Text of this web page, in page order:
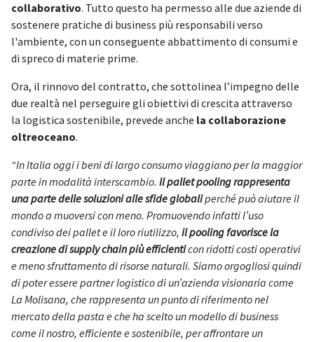
collaborativo. Tutto questo ha permesso alle due aziende di
sostenere pratiche di business più responsabili verso
l'ambiente, con un conseguente abbattimento di consumi e
di spreco di materie prime.
Ora, il rinnovo del contratto, che sottolinea l’impegno delle
due realtà nel perseguire gli obiettivi di crescita attraverso
la logistica sostenibile, prevede anche la collaborazione
oltreoceano.
“In Italia oggi i beni di largo consumo viaggiano per la maggior
parte in modalità interscambio. Il pallet pooling rappresenta
una parte delle soluzioni alle sfide globaliperché può aiutare il
mondo a muoversi con meno. Promuovendo infatti l’uso
condiviso dei pallet e il loro riutilizzo, il pooling favorisce la
creazione di supply chain più efficienticon ridotti costi operativi
e meno sfruttamento di risorse naturali. Siamo orgogliosi quindi
di poter essere partner logistico di un’azienda visionaria come
La Molisana, che rappresenta un punto di riferimento nel
mercato della pasta e che ha scelto un modello di business
come il nostro, efficiente e sostenibile, per affrontare un